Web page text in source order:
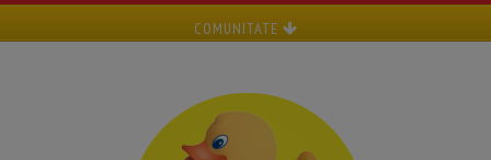
COMUNITATE